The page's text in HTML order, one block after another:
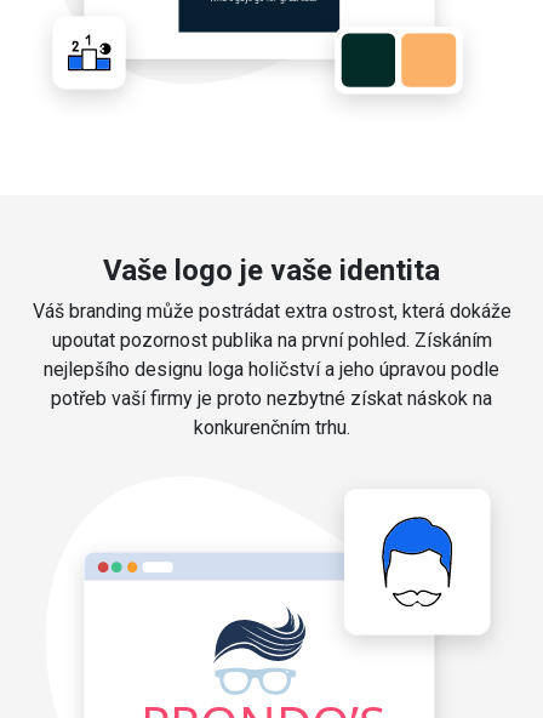
Vaše logo je vaše identita
Váš branding může postrádat extra ostrost, která dokáže
upoutat pozornost publika na první pohled. Získáním
nejlepšího designu loga holičství a jeho úpravou podle
potřeb vaší firmy je proto nezbytné získat náskok na
konkurenčním trhu.